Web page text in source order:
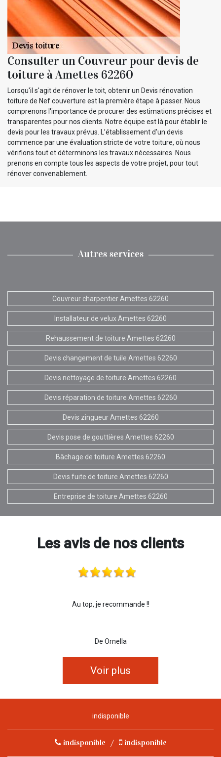
Consulter un Couvreur pour devis de
toiture à Amettes 62260
Lorsqu'il s'agit de rénover le toit, obtenir un Devis rénovation
toiture de Nef couverture est la première étape à passer. Nous
comprenons l'importance de procurer des estimations précises et
transparentes pour nos clients. Notre équipe est là pour établir le
devis pour les travaux prévus. L’établissement d’un devis
commence par une évaluation stricte de votre toiture, où nous
vérifions tout et déterminons les travaux nécessaires. Nous
prenons en compte tous les aspects de votre projet, pour tout
rénover convenablement.
Autres services
Couvreur charpentier Amettes 62260
Installateur de velux Amettes 62260
Rehaussement de toiture Amettes 62260
Devis changement de tuile Amettes 62260
Devis nettoyage de toiture Amettes 62260
Devis réparation de toiture Amettes 62260
Devis zingueur Amettes 62260
Devis pose de gouttières Amettes 62260
Bâchage de toiture Amettes 62260
Devis fuite de toiture Amettes 62260
Entreprise de toiture Amettes 62260
Les avis de nos clients
Au top, je recommande !!
De Ornella
Voir plus
indisponible
indisponible / indisponible